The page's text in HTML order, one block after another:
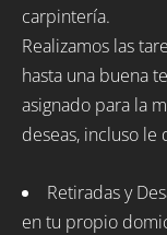
carpintería.
Realizamos las
hasta una buena
asignado para la
deseas, incluso le
Retiradas y
en tu propio